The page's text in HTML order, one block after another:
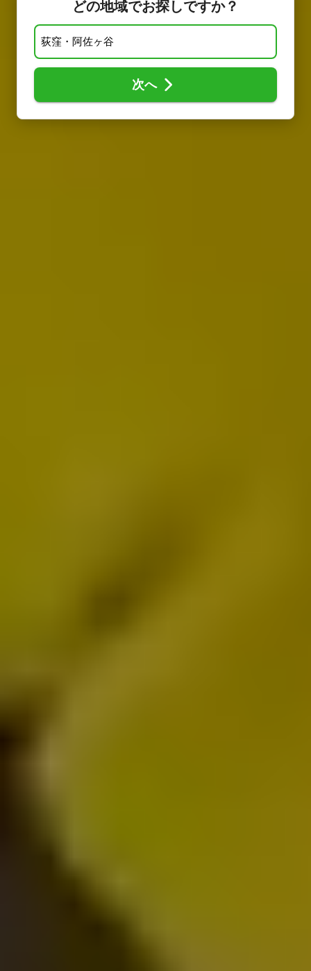
どの地域でお探しですか？
次へ